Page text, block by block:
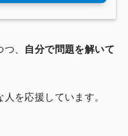
、 自分で問題を解いて
を応援しています。